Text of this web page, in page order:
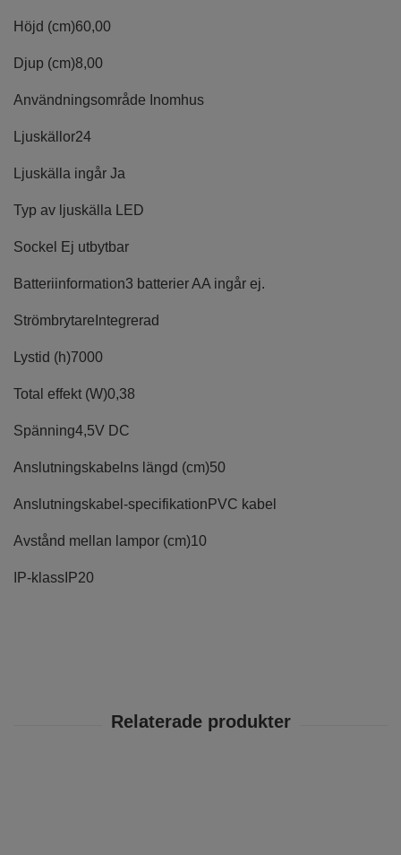
Höjd (cm)60,00
Djup (cm)8,00
Användningsområde Inomhus
Ljuskällor24
Ljuskälla ingår Ja
Typ av ljuskälla LED
Sockel Ej utbytbar
Batteriinformation3 batterier AA ingår ej.
Strömbrytare Integrerad
Lystid (h)7000
Total effekt (W)0,38
Spänning4,5V DC
Anslutningskabelns längd (cm)50
Anslutningskabel-specifikation PVC kabel
Avstånd mellan lampor (cm)10
IP-klass IP20